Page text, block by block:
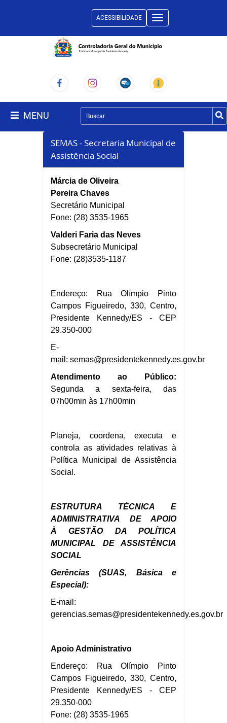
Toggle
navigation
ACESSIBILIDADE
MENU
SEMAS - Secretaria Municipal de
Assistência Social
Márcia de Oliveira
Pereira Chaves
Secretário Municipal
Fone: (28) 3535-1965
Valderi Faria das Neves
Subsecretário Municipal
Fone: (28)3535-1187
Endereço: Rua Olímpio Pinto
Campos Figueiredo, 330, Centro,
Presidente Kennedy/ES - CEP
29.350-000
E-
mail: semas@presidentekennedy.es.gov.br
Atendimento ao Público:
Segunda a sexta-feira, das
07h00min às 17h00min
Planeja, coordena, executa e
controla as atividades relativas à
Política Municipal de Assistência
Social.
ESTRUTURA TÉCNICA E
ADMINISTRATIVA DE APOIO
À GESTÃO DA POLÍTICA
MUNICIPAL DE ASSISTÊNCIA
SOCIAL
Gerências (SUAS, Básica e
Especial):
E-mail:
gerencias.semas@presidentekennedy.es.gov.br
Apoio Administrativo
Endereço: Rua Olímpio Pinto
Campos Figueiredo, 330, Centro,
Presidente Kennedy/ES - CEP
29.350-000
Fone: (28) 3535-1965